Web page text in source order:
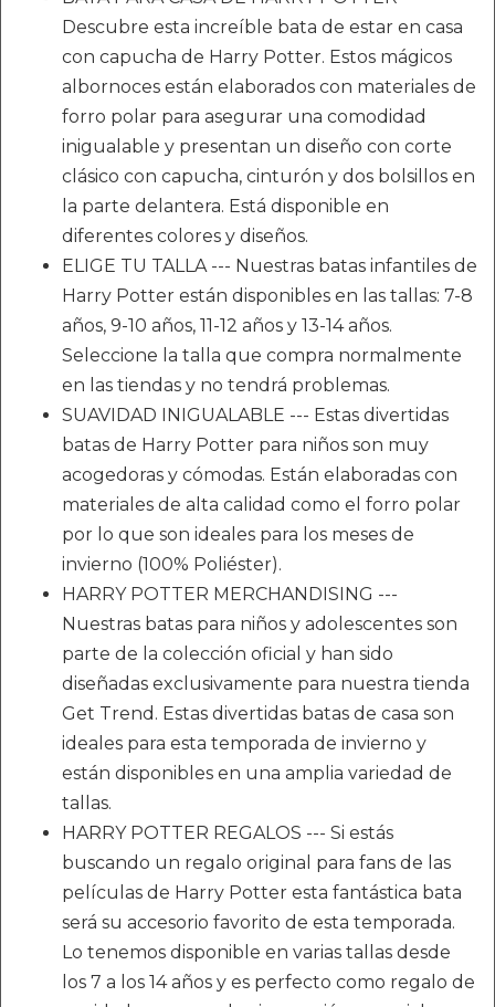
Descubre esta increíble bata de estar en casa
con capucha de Harry Potter. Estos mágicos
albornoces están elaborados con materiales de
forro polar para asegurar una comodidad
inigualable y presentan un diseño con corte
clásico con capucha, cinturón y dos bolsillos en
la parte delantera. Está disponible en
diferentes colores y diseños.
ELIGE TU TALLA --- Nuestras batas infantiles de
Harry Potter están disponibles en las tallas: 7-8
años, 9-10 años, 11-12 años y 13-14 años.
Seleccione la talla que compra normalmente
en las tiendas y no tendrá problemas.
SUAVIDAD INIGUALABLE --- Estas divertidas
batas de Harry Potter para niños son muy
acogedoras y cómodas. Están elaboradas con
materiales de alta calidad como el forro polar
por lo que son ideales para los meses de
invierno (100% Poliéster).
HARRY POTTER MERCHANDISING ---
Nuestras batas para niños y adolescentes son
parte de la colección oficial y han sido
diseñadas exclusivamente para nuestra tienda
Get Trend. Estas divertidas batas de casa son
ideales para esta temporada de invierno y
están disponibles en una amplia variedad de
tallas.
HARRY POTTER REGALOS --- Si estás
buscando un regalo original para fans de las
películas de Harry Potter esta fantástica bata
será su accesorio favorito de esta temporada.
Lo tenemos disponible en varias tallas desde
los 7 a los 14 años y es perfecto como regalo de